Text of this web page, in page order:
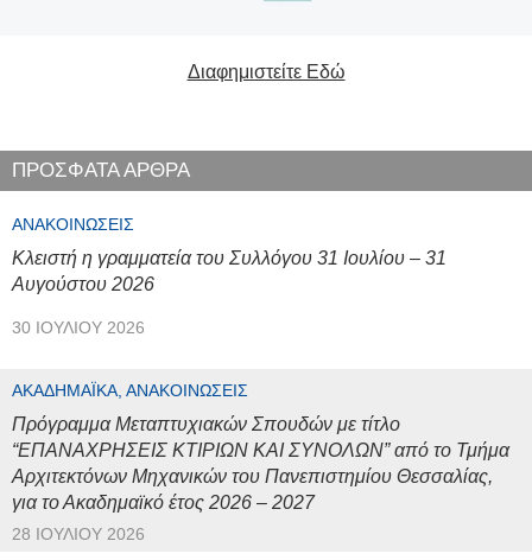
Διαφημιστείτε Εδώ
ΠΡΟΣΦΑΤΑ ΑΡΘΡΑ
ΑΝΑΚΟΙΝΏΣΕΙΣ
Κλειστή η γραμματεία του Συλλόγου 31 Ιουλίου – 31
Αυγούστου 2026
30 ΙΟΥΛΊΟΥ 2026
ΑΚΑΔΗΜΑΪΚΆ, ΑΝΑΚΟΙΝΏΣΕΙΣ
Πρόγραμμα Μεταπτυχιακών Σπουδών με τίτλο
“ΕΠΑΝΑΧΡΗΣΕΙΣ ΚΤΙΡΙΩΝ ΚΑΙ ΣΥΝΟΛΩΝ” από το Τμήμα
Αρχιτεκτόνων Μηχανικών του Πανεπιστημίου Θεσσαλίας,
για το Ακαδημαϊκό έτος 2026 – 2027
28 ΙΟΥΛΊΟΥ 2026